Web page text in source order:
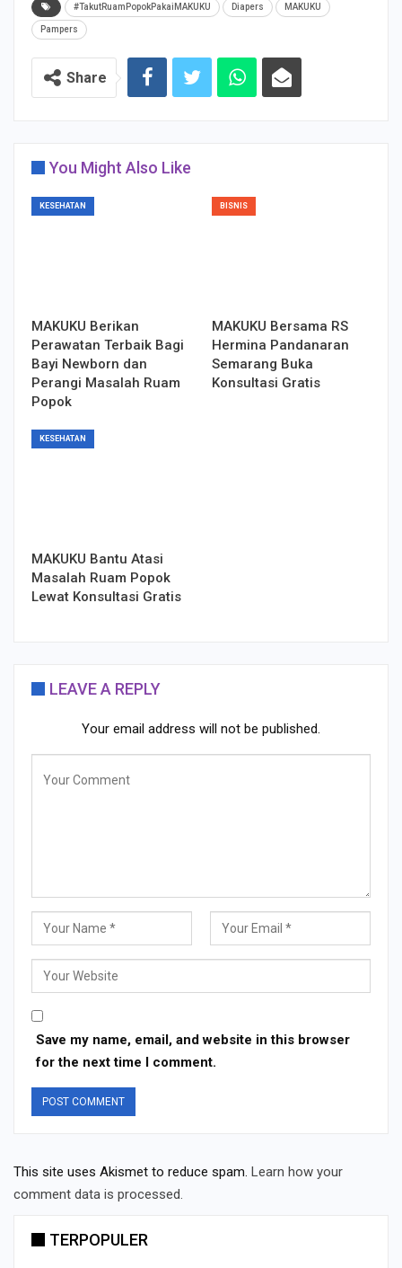
#TakutRuamPopokPakaiMAKUKU Diapers MAKUKU
Pampers
Share
You Might Also Like
KESEHATAN
MAKUKU Berikan
Perawatan Terbaik Bagi
Bayi Newborn dan
Perangi Masalah Ruam
Popok
BISNIS
MAKUKU Bersama RS
Hermina Pandanaran
Semarang Buka
Konsultasi Gratis
KESEHATAN
MAKUKU Bantu Atasi
Masalah Ruam Popok
Lewat Konsultasi Gratis
LEAVE A REPLY
Your email address will not be published.
Save my name, email, and website in this browser
for the next time I comment.
This site uses Akismet to reduce spam. Learn how your
comment data is processed.
TERPOPULER